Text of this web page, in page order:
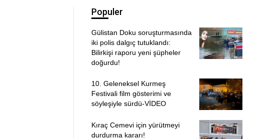
Populer
Gülistan Doku soruşturmasında
iki polis dalgıç tutuklandı:
Bilirkişi raporu yeni şüpheler
doğurdu!
10. Geleneksel Kurmeş
Festivali film gösterimi ve
söyleşiyle sürdü-VİDEO
Kıraç Cemevi için yürütmeyi
durdurma kararı!